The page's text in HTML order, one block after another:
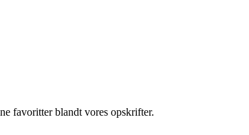
favoritter blandt vores opskrifter.